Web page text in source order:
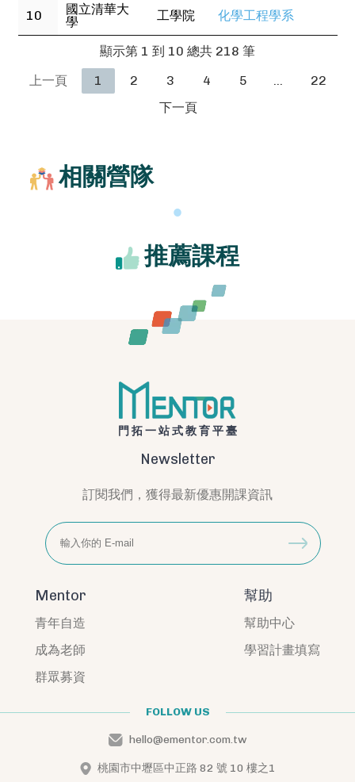
10
國立清華大
學
工學院 化學工程學系
顯示第 1 到 10 總共 218 筆
上一頁
1 2 3 4 5 …
22
下一頁
相關營隊
推薦課程
門拓一站式教育平臺
Newsletter
訂閱我們，獲得最新優惠開課資訊
Mentor
青年自造
成為老師
群眾募資
幫助
幫助中心
學習計畫填寫
FOLLOW US
hello@ementor.com.tw
桃園市中壢區中正路 82 號 10 樓之1